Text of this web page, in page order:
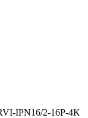
IPN16/2-16P-4K